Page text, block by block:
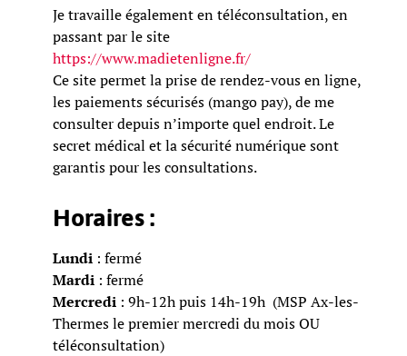
Je travaille également en téléconsultation, en
passant par le site
https://www.madietenligne.fr/
Ce site permet la prise de rendez-vous en ligne,
les paiements sécurisés (mango pay), de me
consulter depuis n’importe quel endroit. Le
secret médical et la sécurité numérique sont
garantis pour les consultations.
Horaires :
Lundi : fermé
Mardi : fermé
Mercredi : 9h-12h puis 14h-19h (MSP Ax-les-
Thermes le premier mercredi du mois OU
téléconsultation)